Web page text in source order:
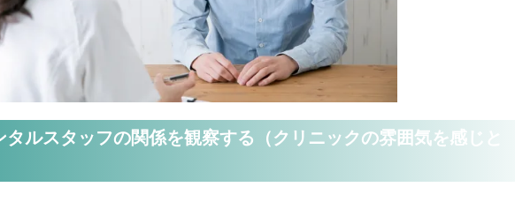
ルスタッフの関係を観察する（クリニックの雰囲気を感じと